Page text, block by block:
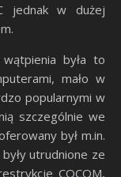
jednak w dużej
była to
mało w
popularnymi w
szczególnie we
był m.in.
utrudnione ze
COCOM,